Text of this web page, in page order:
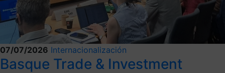
07/07/2026 Internacionalización
Basque Trade & Investment